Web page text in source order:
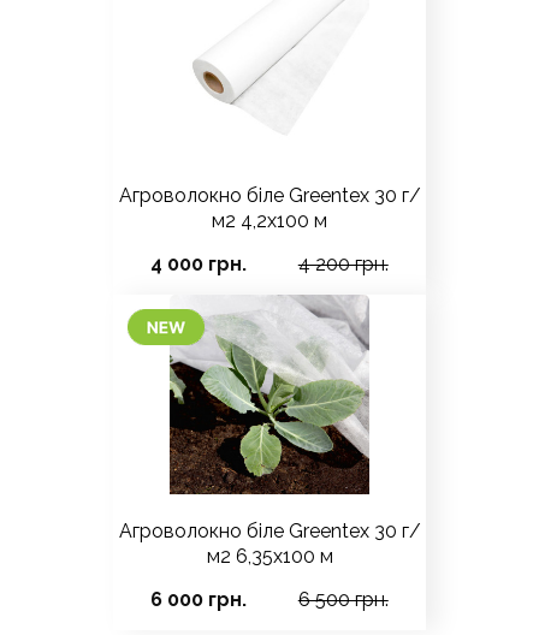
Агроволокно біле Greentex 30 г/
м2 4,2x100 м
4 000 грн.
4 200 грн.
Агроволокно біле Greentex 30 г/
м2 6,35x100 м
6 000 грн.
6 500 грн.